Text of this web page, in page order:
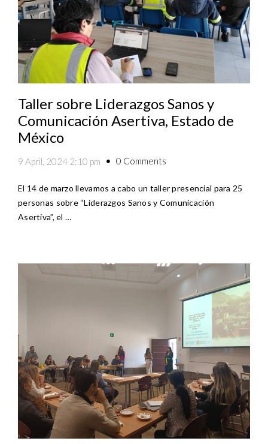
Taller sobre Liderazgos Sanos y
Comunicación Asertiva, Estado de
México
9 April, 2024 2:10 pm 0 Comments
El 14 de marzo llevamos a cabo un taller presencial para 25
personas sobre “Liderazgos Sanos y Comunicación
Asertiva”, el …